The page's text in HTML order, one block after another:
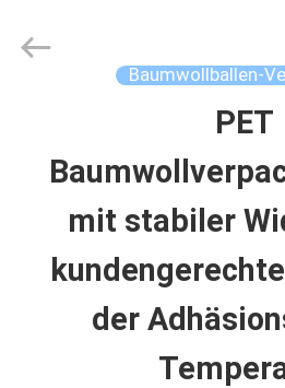
HAUSE
PRODUKTE
VIDEOS
Technology
(Shanghai)
Baumwollballen-
PET
mit stabiler
der